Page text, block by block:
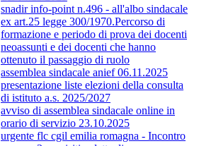
snadir info-point n.496 - all'albo sindacale
ex art.25 legge 300/1970.Percorso di
formazione e periodo di prova dei docenti
neoassunti e dei docenti che hanno
ottenuto il passaggio di ruolo
assemblea sindacale anief 06.11.2025
presentazione liste elezioni della consulta
di istituto a.s. 2025/2027
avviso di assemblea sindacale online in
orario di servizio 23.10.2025
urgente flc cgil emilia romagna - Incontro